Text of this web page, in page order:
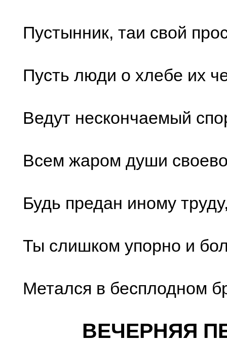
Пустынник, таи свой
Пусть люди о хлебе их
Ведут нескончаемый
Всем жаром души
Будь предан иному
Ты слишком упорно и
Метался в бесплодном
ВЕЧЕРНЯЯ